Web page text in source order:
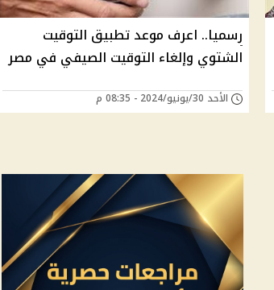
رسميا.. اعرف موعد تطبيق التوقيت
الشتوي وإلغاء التوقيت الصيفي في مصر
الأحد 30/يونيو/2024 - 08:35 م